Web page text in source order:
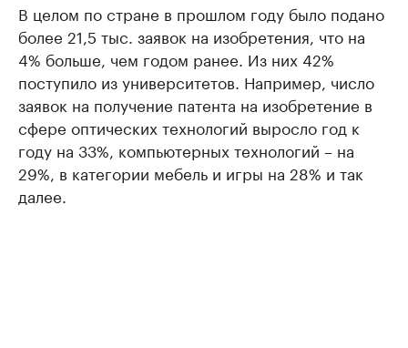
В целом по стране в прошлом году было подано
более 21,5 тыс. заявок на изобретения, что на
4% больше, чем годом ранее. Из них 42%
поступило из университетов. Например, число
заявок на получение патента на изобретение в
сфере оптических технологий выросло год к
году на 33%, компьютерных технологий – на
29%, в категории мебель и игры на 28% и так
далее.